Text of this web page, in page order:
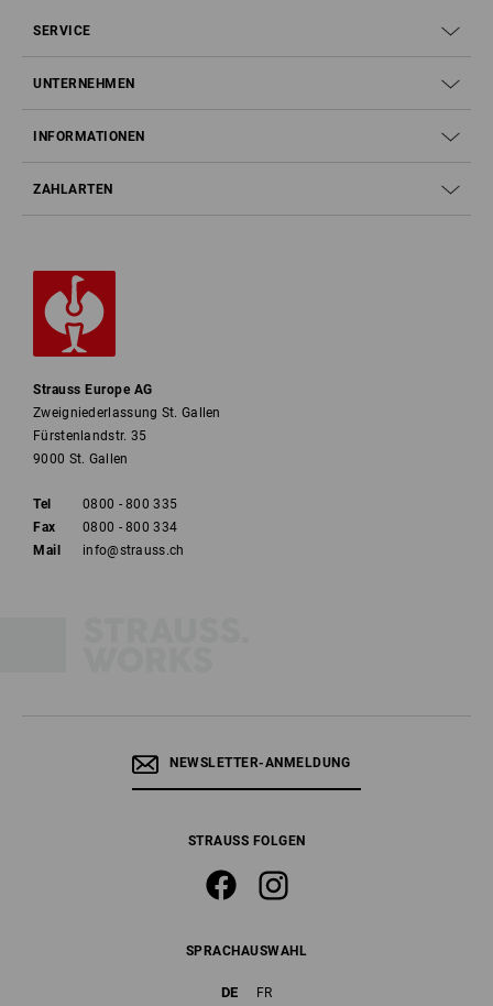
SERVICE
UNTERNEHMEN
INFORMATIONEN
ZAHLARTEN
Strauss Europe AG
Zweigniederlassung St. Gallen
Fürstenlandstr. 35
9000 St. Gallen
Tel
0800 - 800 335
Fax
0800 - 800 334
Mail
info@strauss.ch
NEWSLETTER-ANMELDUNG
STRAUSS FOLGEN
SPRACHAUSWAHL
DE FR